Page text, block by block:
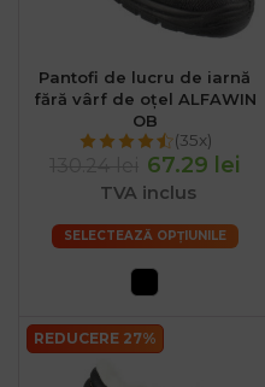
Pantofi de lucru de iarnă
fără vârf de oțel ALFAWIN
OB
(35x)
67.29 lei
TVA inclus
SELECTEAZĂ OPȚIUNILE
REDUCERE 27%